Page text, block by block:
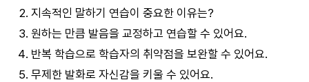
지속적인 말하기 연습이 중요한 이유는?
원하는 만큼 발음을 교정하고 연습할 수 있어요.
반복 학습으로 학습자의 취약점을 보완할 수 있어요.
무제한 발화로 자신감을 키울 수 있어요.